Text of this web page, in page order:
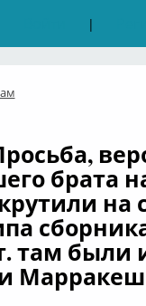
|
брата
на
там
Марракеш